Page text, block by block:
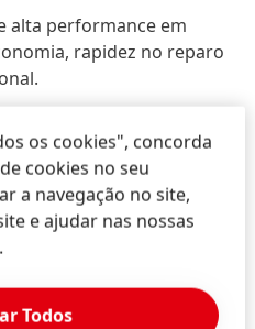
alta performance em
rapidez no reparo
de só verificar um
Mostraremos situações
nas bombas,
técnicas e produtos de
equipamentos. O
pode gerar
quando não se sabe
envolverá recursos e
os cookies", concorda
cookies no seu
a navegação no site,
e ajudar nas nossas
Todos